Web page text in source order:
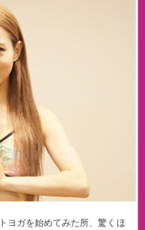
ヨガを始めてみた所、驚くほ